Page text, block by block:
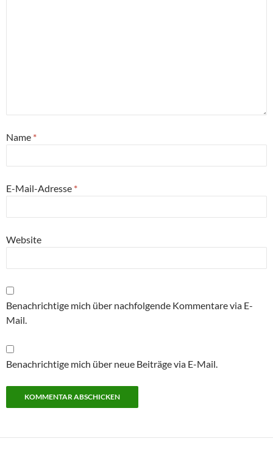
Name *
E-Mail-Adresse *
Website
Benachrichtige mich über nachfolgende Kommentare via E-
Mail.
Benachrichtige mich über neue Beiträge via E-Mail.